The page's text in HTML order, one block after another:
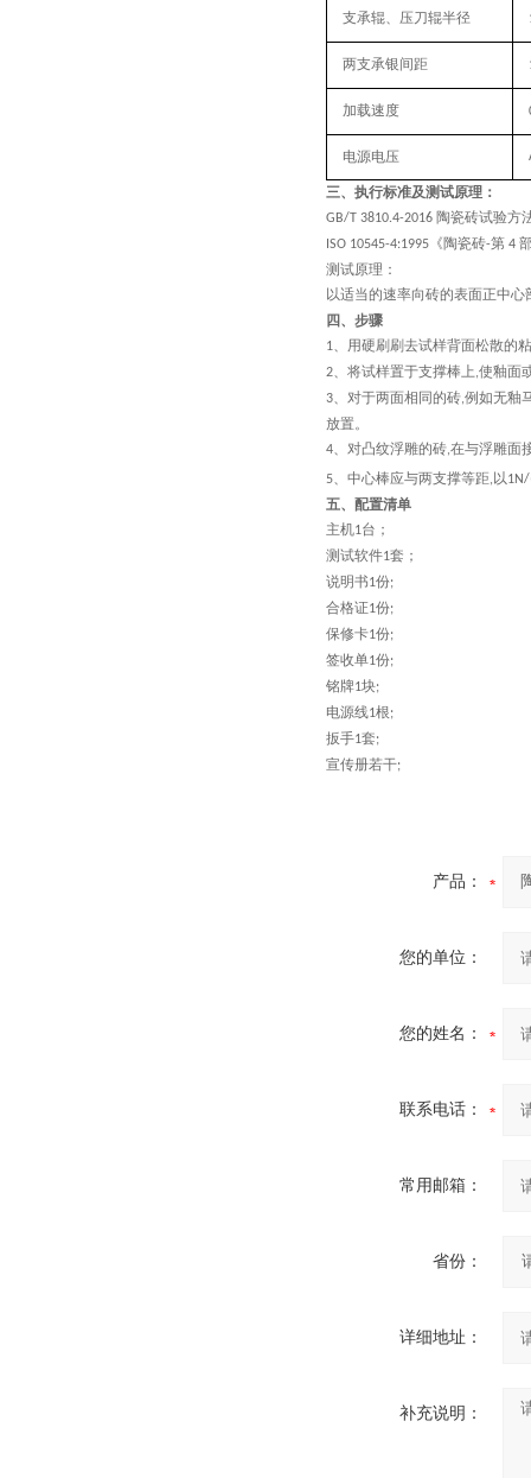
支承辊、压刀辊半径
两支承银间距
加载速度
电源电压
三、执行标准及测试原理 ：
GB/T 3810.4-2016 陶瓷砖试验方
ISO 10545-4:1995 《陶瓷砖-第 4
测试原理：
以适当的速率向砖的表面正中心
四、步骤
1、 用硬刷刷去试样背面松散的
2、 将试样置于支撑棒上,使釉面
3、 对于两面相同的砖,例如无釉
放置。
4、对凸纹浮雕的砖,在与浮雕面
5、 中心棒应与两支撑等距, 以
五、配置清单
主机1台；
测试软件1套；
说明书1份;
合格证1份;
保修卡1份;
签收单1份;
铭牌1块;
电源线1根;
扳手1套;
宣传册若干;
产品：
您的单位：
您的姓名：
联系电话：
常用邮箱：
省份：
详细地址：
补充说明：